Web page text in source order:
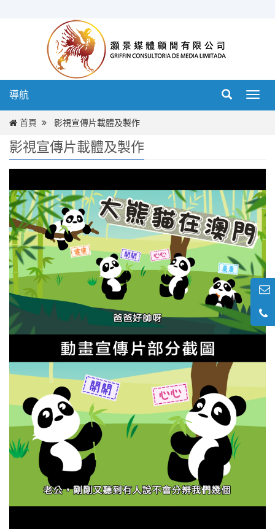
導
導航
首頁 影視宣傳片載體及製作
影視宣傳片載體及製作